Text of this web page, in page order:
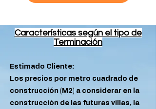
Características según el tipo de
Terminación
Estimado Cliente:
Los precios por metro cuadrado de
construcción (M2) a considerar en la
construcción de las futuras villas, la